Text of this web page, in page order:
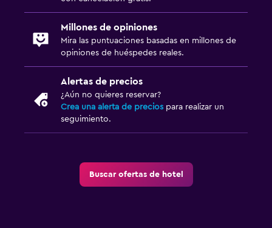
Millones de opiniones
Mira las puntuaciones basadas en millones de
opiniones de huéspedes reales.
Alertas de precios
¿Aún no quieres reservar?
Crea una alerta de precios para realizar un
seguimiento.
Buscar ofertas de hotel